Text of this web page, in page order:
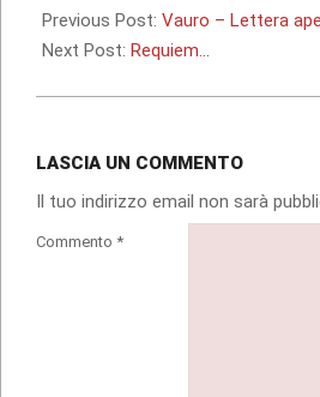
12-
08
Previous Post: Vauro – Lettera
Next Post: Requiem…
LASCIA UN COMMENTO
Il tuo indirizzo email non sarà
Commento *